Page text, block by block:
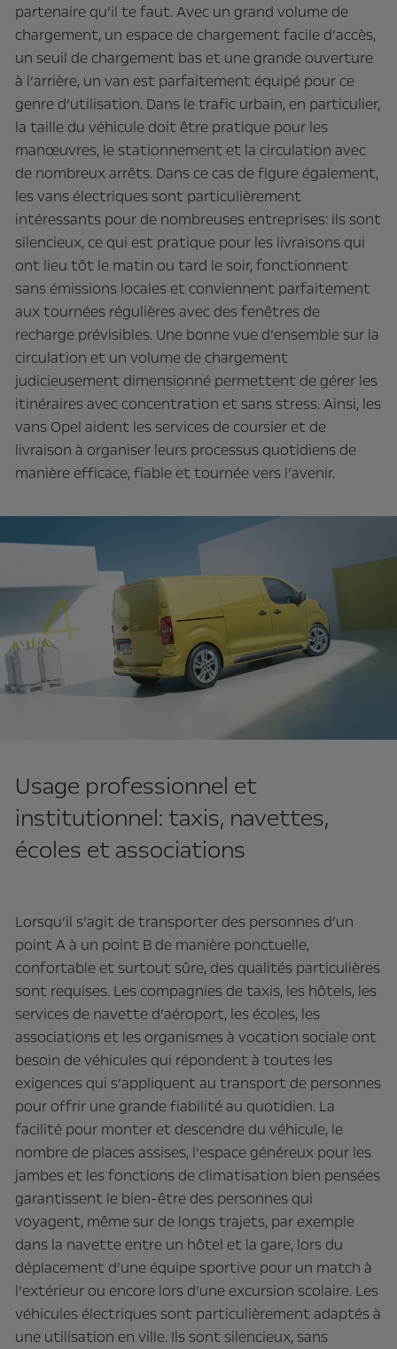
partenaire qu’il te faut. Avec un grand volume de
chargement, un espace de chargement facile d’accès,
un seuil de chargement bas et une grande ouverture
à l’arrière, un van est parfaitement équipé pour ce
genre d’utilisation. Dans le trafic urbain, en particulier,
la taille du véhicule doit être pratique pour les
manœuvres, le stationnement et la circulation avec
de nombreux arrêts. Dans ce cas de figure également,
les vans électriques sont particulièrement
intéressants pour de nombreuses entreprises: ils sont
silencieux, ce qui est pratique pour les livraisons qui
ont lieu tôt le matin ou tard le soir, fonctionnent
sans émissions locales et conviennent parfaitement
aux tournées régulières avec des fenêtres de
recharge prévisibles. Une bonne vue d’ensemble sur la
circulation et un volume de chargement
judicieusement dimensionné permettent de gérer les
itinéraires avec concentration et sans stress. Ainsi, les
vans Opel aident les services de coursier et de
livraison à organiser leurs processus quotidiens de
manière efficace, fiable et tournée vers l’avenir.
Usage professionnel et
institutionnel: taxis, navettes,
écoles et associations
Lorsqu’il s’agit de transporter des personnes d’un
point A à un point B de manière ponctuelle,
confortable et surtout sûre, des qualités particulières
sont requises. Les compagnies de taxis, les hôtels, les
services de navette d’aéroport, les écoles, les
associations et les organismes à vocation sociale ont
besoin de véhicules qui répondent à toutes les
exigences qui s’appliquent au transport de personnes
pour offrir une grande fiabilité au quotidien. La
facilité pour monter et descendre du véhicule, le
nombre de places assises, l’espace généreux pour les
jambes et les fonctions de climatisation bien pensées
garantissent le bien-être des personnes qui
voyagent, même sur de longs trajets, par exemple
dans la navette entre un hôtel et la gare, lors du
déplacement d’une équipe sportive pour un match à
l’extérieur ou encore lors d’une excursion scolaire. Les
véhicules électriques sont particulièrement adaptés à
une utilisation en ville. Ils sont silencieux, sans